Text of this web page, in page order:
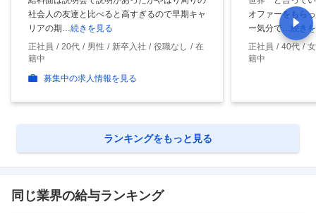
社会人の友達と比べると高すぎるので早期キャ
リアの期…続きを見る
正社員
20代 男性 新卒入社 役職なし
在
籍中
募集中の求人情報を見る
オファーをもら
ー気分で…続き
正社員
40代
籍中
ランキングをもっと見る
同じ業界の給与ランキング